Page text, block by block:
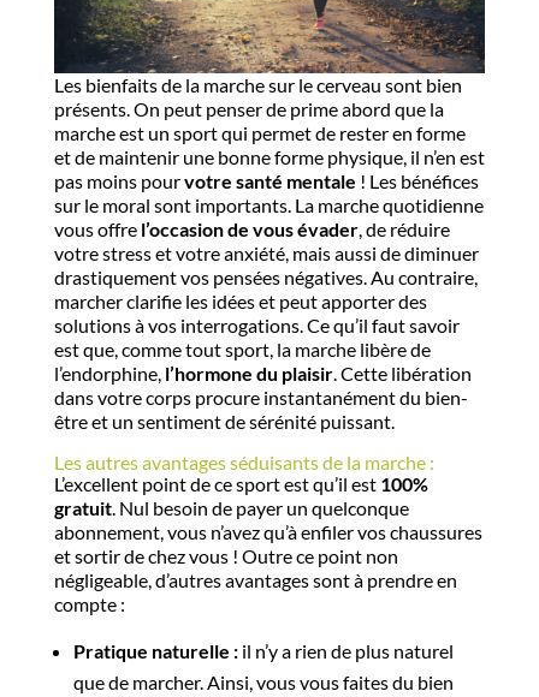
Les bienfaits de la marche sur le cerveau sont bien
présents. On peut penser de prime abord que la
marche est un sport qui permet de rester en forme
et de maintenir une bonne forme physique, il n’en est
pas moins pourvotre santé mentale ! Les bénéfices
sur le moral sont importants. La marche quotidienne
vous offre l’occasion de vous évader, de réduire
votre stress et votre anxiété, mais aussi de diminuer
drastiquement vos pensées négatives. Au contraire,
marcher clarifie les idées et peut apporter des
solutions à vos interrogations. Ce qu’il faut savoir
est que, comme tout sport, la marche libère de
l’endorphine, l’hormone du plaisir. Cette libération
dans votre corps procure instantanément du bien-
être et un sentiment de sérénité puissant.
Les autres avantages séduisants de la marche :
L’excellent point de ce sport est qu’il est 100%
gratuit. Nul besoin de payer un quelconque
abonnement, vous n’avez qu’à enfiler vos chaussures
et sortir de chez vous ! Outre ce point non
négligeable, d’autres avantages sont à prendre en
compte :
Pratique naturelle :il n’y a rien de plus naturel
que de marcher. Ainsi, vous vous faites du bien